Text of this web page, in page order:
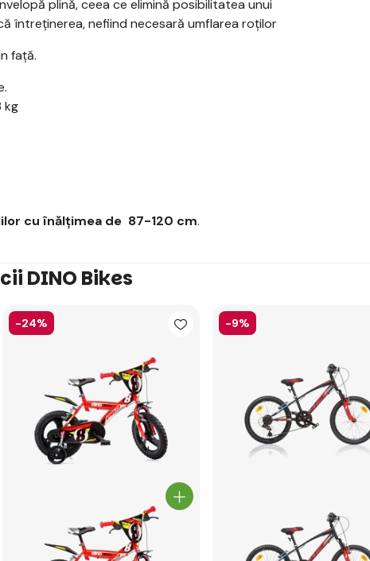
plină, ceea ce elimină posibilitatea unui
întreținerea, nefiind necesară umflarea roților
față.
kg
cu înălțimea de 87-120 cm.
DINO Bikes
-24% -9%